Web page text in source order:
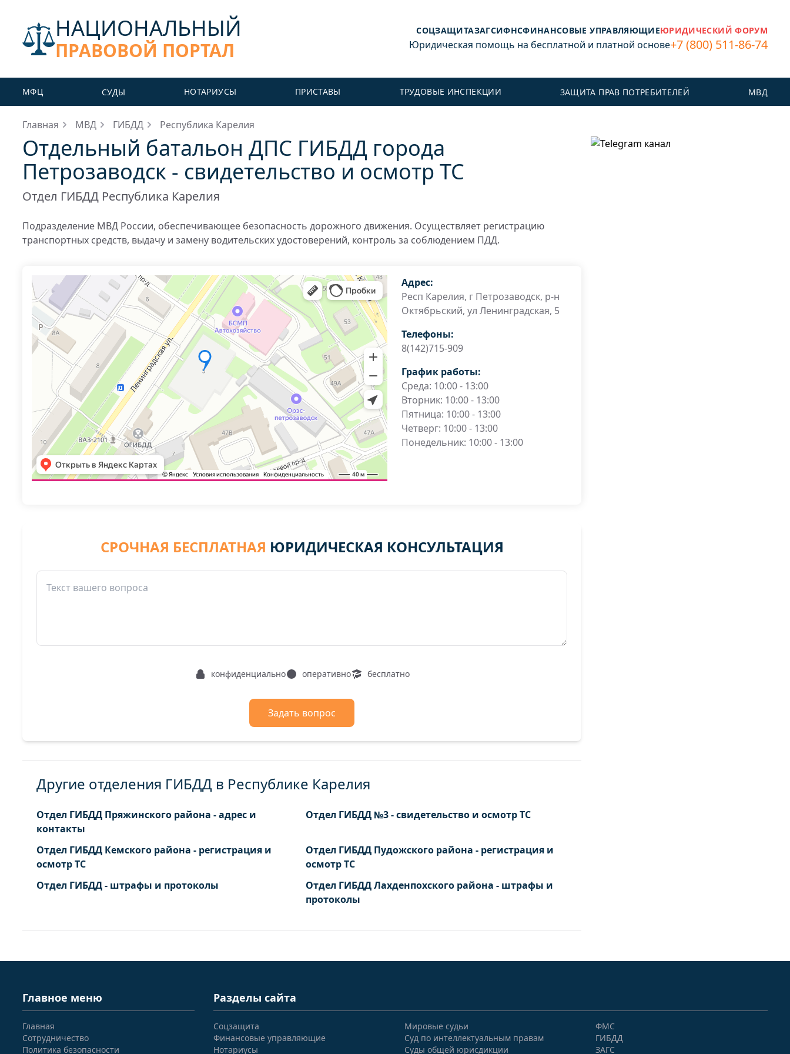
НАЦИОНАЛЬНЫЙ
ПРАВОВОЙ ПОРТАЛ
СОЦЗАЩИТАЗАГСИФНСФИНАНСОВЫЕ УПРАВЛЯЮЩИЕЮРИДИЧЕСКИЙ ФОРУМ
Юридическая помощь на бесплатной и платной основе+7 (800) 511-86-74
МФЦ СУДЫ НОТАРИУСЫ ПРИСТАВЫ ТРУДОВЫЕ ИНСПЕКЦИИ ЗАЩИТА ПРАВ ПОТРЕБИТЕЛЕЙ МВД
Главная МВД ГИБДД Республика Карелия
Отдельный батальон ДПС ГИБДД города
Петрозаводск - свидетельство и осмотр ТС
Отдел ГИБДД Республика Карелия
Подразделение МВД России, обеспечивающее безопасность дорожного движения. Осуществляет регистрацию
транспортных средств, выдачу и замену водительских удостоверений, контроль за соблюдением ПДД.
Адрес:
Респ Карелия, г Петрозаводск, р-н
Октябрьский, ул Ленинградская, 5
Телефоны:
8(142)715-909
График работы:
Среда: 10:00 - 13:00
Вторник: 10:00 - 13:00
Пятница: 10:00 - 13:00
Четверг: 10:00 - 13:00
Понедельник: 10:00 - 13:00
СРОЧНАЯ БЕСПЛАТНАЯ ЮРИДИЧЕСКАЯ КОНСУЛЬТАЦИЯ
конфиденциально оперативно бесплатно
Задать вопрос
Другие отделения ГИБДД в Республике Карелия
Отдел ГИБДД Пряжинского района - адрес и
контакты
Отдел ГИБДД №3 - свидетельство и осмотр ТС
Отдел ГИБДД Кемского района - регистрация и
осмотр ТС
Отдел ГИБДД Пудожского района - регистрация и
осмотр ТС
Отдел ГИБДД - штрафы и протоколы
Отдел ГИБДД Лахденпохского района - штрафы и
протоколы
Главное меню
Главная
Сотрудничество
Политика безопасности
Разделы сайта
Соцзащита
Финансовые управляющие
Нотариусы
Мировые судьи
Суд по интеллектуальным правам
Суды общей юрисдикции
ФМС
ГИБДД
ЗАГС